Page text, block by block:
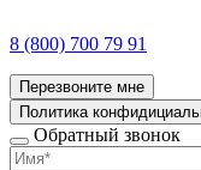
8 (800) 700 79 91
Перезвоните мне
Политика
Обратный звонок